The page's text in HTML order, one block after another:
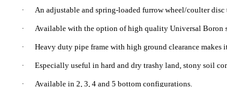
· An adjustable and spring-loaded furrow wheel/coulter
· Available with the option of high quality Universal Boron
· Heavy duty pipe frame with high ground clearance
· Especially useful in hard and dry trashy land, stony soil
· Available in 2, 3, 4 and 5 bottom configurations.